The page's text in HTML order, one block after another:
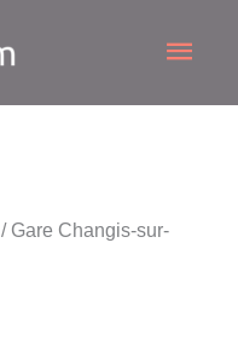
/ Gare Changis-sur-